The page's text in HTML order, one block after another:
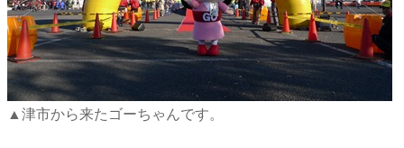
▲津市から来たゴーちゃんです。